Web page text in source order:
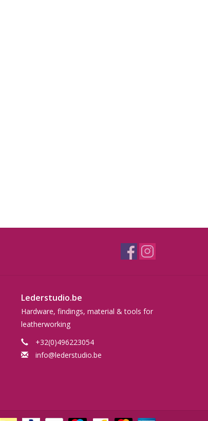
Lederstudio.be
Hardware, findings, material & tools for
leatherworking
+32(0)496223054
info@lederstudio.be